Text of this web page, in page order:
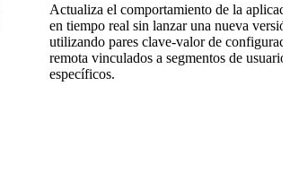
Actualiza el comportamiento de la
en tiempo real sin lanzar una nueva
utilizando pares clave-valor de
remota vinculados a segmentos de usuario
específicos.